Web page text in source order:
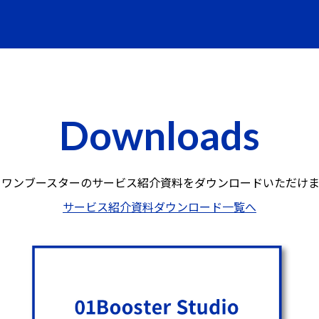
Downloads
ンブースターのサービス紹介資料をダウンロードいただけ
サービス紹介資料ダウンロード一覧へ